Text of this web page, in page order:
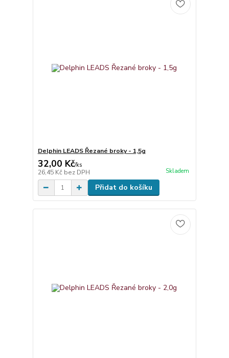
Delphin LEADS Řezané broky - 1,5g
32,00 Kč/ks
26,45 Kč bez DPH Skladem
Přidat do košíku